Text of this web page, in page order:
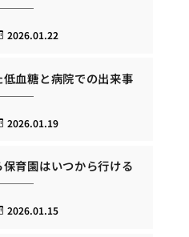
2026.01.22
血糖と病院での出来事
2026.01.19
育園はいつから行ける
2026.01.15